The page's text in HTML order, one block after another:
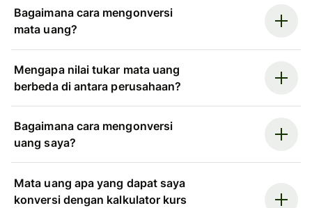
Bagaimana cara mengonversi
mata uang?
Mengapa nilai tukar mata uang
berbeda di antara perusahaan?
Bagaimana cara mengonversi
uang saya?
Mata uang apa yang dapat saya
konversi dengan kalkulator kurs